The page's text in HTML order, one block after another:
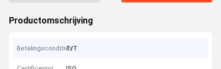
Productomschrijving
Betalingscondities
T/T